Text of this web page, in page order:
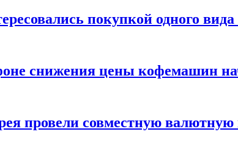
покупкой одного
снижения цены кофемашин
провели совместную валютную